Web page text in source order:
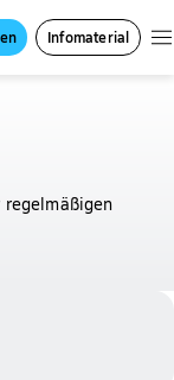
Infomaterial
regelmäßigen